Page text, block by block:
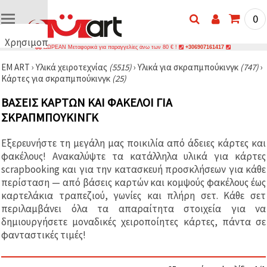
Χρησιμοποιούμε
🍪
Χρησιμοποιούμε
παρόμοιες
τεχνολογίες
για να
τη σωστή
λειτουργία
του
ιστότοπου,
βελτιώσουμε
την
εμπειρία
σας και, με
τη
συγκατάθεσή
0
ΔΩΡΕΑΝ Μεταφορικά για παραγγελίες άνω των 80 € ! +306907161417
EM ART › Υλικά χειροτεχνίας (5515)› Υλικά για σκραπμπούκινγκ (747)›
Κάρτες για σκραπμπούκινγκ (25)
ΒΆΣΕΙΣ ΚΑΡΤΏΝ ΚΑΙ ΦΆΚΕΛΟΙ ΓΙΑ
ΣΚΡΑΠΜΠΟΎΚΙΝΓΚ
Εξερευνήστε τη μεγάλη μας ποικιλία από άδειες κάρτες και
φακέλους! Ανακαλύψτε τα κατάλληλα υλικά για κάρτες
scrapbooking και για την κατασκευή προσκλήσεων για κάθε
περίσταση — από βάσεις καρτών και κομψούς φακέλους έως
καρτελάκια τραπεζιού, γωνίες και πλήρη σετ. Κάθε σετ
περιλαμβάνει όλα τα απαραίτητα στοιχεία για να
δημιουργήσετε μοναδικές χειροποίητες κάρτες, πάντα σε
φανταστικές τιμές!